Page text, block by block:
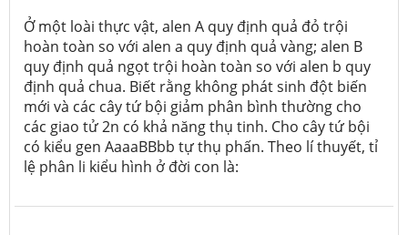
Ở một loài thực vật, alen A quy định quả đỏ trội
hoàn toàn so với alen a quy định quả vàng; alen B
quy định quả ngọt trội hoàn toàn so với alen b quy
định quả chua. Biết rằng không phát sinh đột biến
mới và các cây tứ bội giảm phân bình thường cho
các giao tử 2n có khả năng thụ tinh. Cho cây tứ bội
có kiểu gen AaaaBBbb tự thụ phấn. Theo lí thuyết, tỉ
lệ phân li kiểu hình ở đời con là: